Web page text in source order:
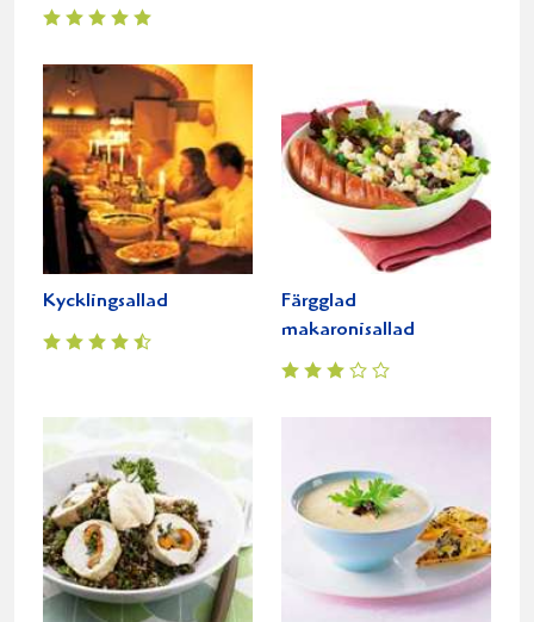
Kycklingsallad
Färgglad
makaronisallad